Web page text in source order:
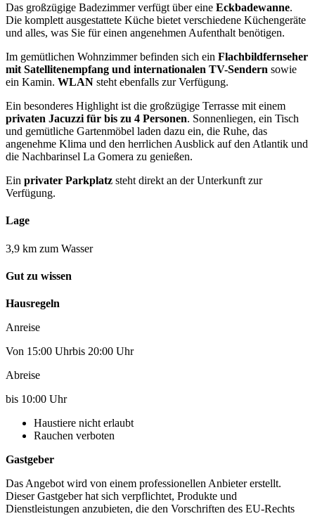
Das großzügige Badezimmer verfügt über eine Eckbadewanne.
Die komplett ausgestattete Küche bietet verschiedene Küchengeräte
und alles, was Sie für einen angenehmen Aufenthalt benötigen.
Im gemütlichen Wohnzimmer befinden sich ein Flachbildfernseher
mit Satellitenempfang und internationalen TV-Sendern sowie
ein Kamin. WLAN steht ebenfalls zur Verfügung.
Ein besonderes Highlight ist die großzügige Terrasse mit einem
privaten Jacuzzi für bis zu 4 Personen. Sonnenliegen, ein Tisch
und gemütliche Gartenmöbel laden dazu ein, die Ruhe, das
angenehme Klima und den herrlichen Ausblick auf den Atlantik und
die Nachbarinsel La Gomera zu genießen.
Ein privater Parkplatz steht direkt an der Unterkunft zur
Verfügung.
Lage
3,9 km zum Wasser
Gut zu wissen
Hausregeln
Anreise
Von 15:00 Uhrbis 20:00 Uhr
Abreise
bis 10:00 Uhr
Haustiere nicht erlaubt
Rauchen verboten
Gastgeber
Das Angebot wird von einem professionellen Anbieter erstellt.
Dieser Gastgeber hat sich verpflichtet, Produkte und
Dienstleistungen anzubieten, die den Vorschriften des EU-Rechts